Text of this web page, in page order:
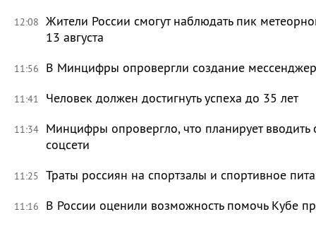
12:08 Жители России смогут наблюдать пик
13 августа
11:56 В Минцифры опровергли создание
11:41 Человек должен достигнуть успеха до 35 лет
11:34 Минцифры опровергло, что планирует вводить
соцсети
11:25 Траты россиян на спортзалы и спортивное
11:16 В России оценили возможность помочь Кубе